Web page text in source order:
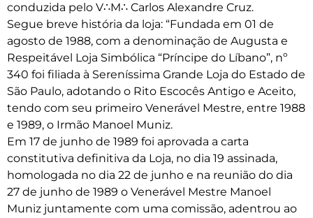
conduzida pelo V∴M∴ Carlos Alexandre Cruz.
Segue breve história da loja: “Fundada em 01 de
agosto de 1988, com a denominação de Augusta e
Respeitável Loja Simbólica “Príncipe do Líbano”, nº
340 foi filiada à Sereníssima Grande Loja do Estado de
São Paulo, adotando o Rito Escocês Antigo e Aceito,
tendo com seu primeiro Venerável Mestre, entre 1988
e 1989, o Irmão Manoel Muniz.
Em 17 de junho de 1989 foi aprovada a carta
constitutiva definitiva da Loja, no dia 19 assinada,
homologada no dia 22 de junho e na reunião do dia
27 de junho de 1989 o Venerável Mestre Manoel
Muniz juntamente com uma comissão, adentrou ao